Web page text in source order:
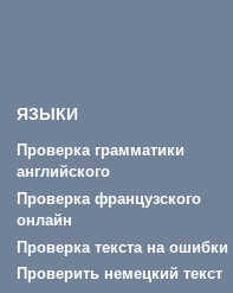
ЯЗЫКИ
Проверка грамматики
английского
Проверка французского
онлайн
Проверка текста на ошибки
Проверить немецкий текст